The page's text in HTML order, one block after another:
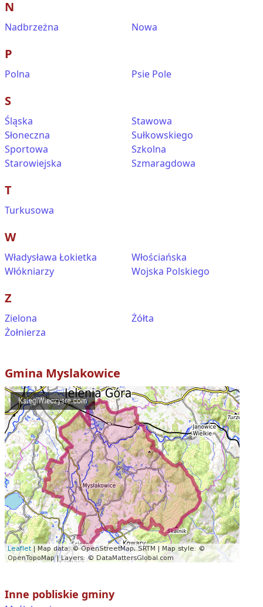
N
Nadbrzeżna Nowa
P
Polna Psie Pole
S
Śląska
Słoneczna
Sportowa
Starowiejska
Stawowa
Sułkowskiego
Szkolna
Szmaragdowa
T
Turkusowa
W
Władysława Łokietka
Włókniarzy
Włościańska
Wojska Polskiego
Z
Zielona
Żołnierza
Żółta
Gmina Myslakowice
Inne pobliskie gminy